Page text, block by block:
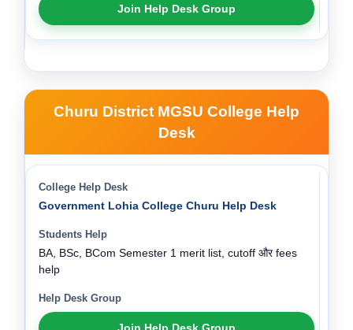
Join Help Desk Group
Churu District MGSU College Help
Desk
Government Lohia College Churu Help Desk
BA, BSc, BCom Semester 1 merit list, cutoff और fees
help